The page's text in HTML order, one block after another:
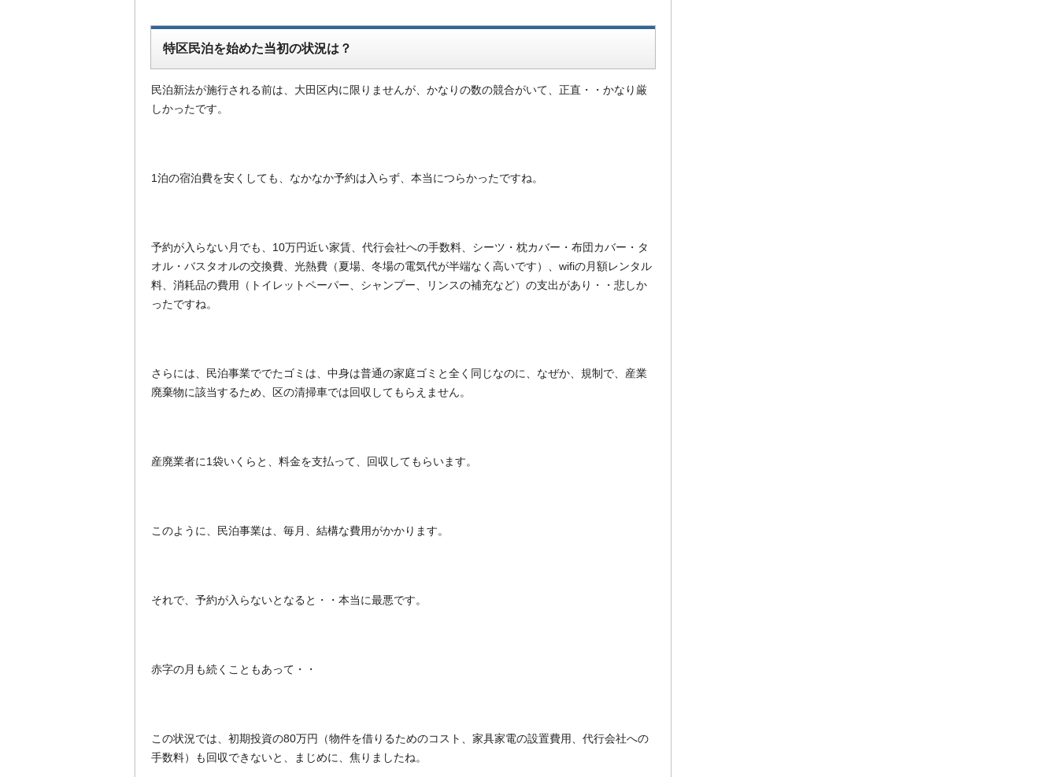
特区民泊を始めた当初の状況は？
民泊新法が施行される前は、大田区内に限りませんが、かなりの数の競合がいて、正直・・かなり厳
しかったです。
1泊の宿泊費を安くしても、なかなか予約は入らず、本当につらかったですね。
予約が入らない月でも、10万円近い家賃、代行会社への手数料、シーツ・枕カバー・布団カバー・タ
オル・バスタオルの交換費、光熱費（夏場、冬場の電気代が半端なく高いです）、wifiの月額レンタル
料、消耗品の費用（トイレットペーパー、シャンプー、リンスの補充など）の支出があり・・悲しか
ったですね。
さらには、民泊事業ででたゴミは、中身は普通の家庭ゴミと全く同じなのに、なぜか、規制で、産業
廃棄物に該当するため、区の清掃車では回収してもらえません。
産廃業者に1袋いくらと、料金を支払って、回収してもらいます。
このように、民泊事業は、毎月、結構な費用がかかります。
それで、予約が入らないとなると・・本当に最悪です。
赤字の月も続くこともあって・・
この状況では、初期投資の80万円（物件を借りるためのコスト、家具家電の設置費用、代行会社への
手数料）も回収できないと、まじめに、焦りましたね。